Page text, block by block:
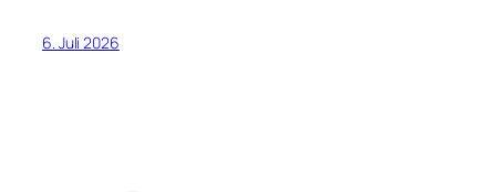
6. Juli 2026